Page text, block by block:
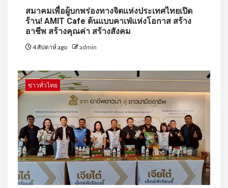
สมาคมเพื่อผู้บกพร่องทางจิตแห่งประเทศไทยเปิด
ร้าน! AMIT Cafe ต้นแบบคาเฟ่แห่งโอกาส สร้าง
อาชีพ สร้างคุณค่า สร้างสังคม
4 สัปดาห์ ago admin
ข่าวทั่วไทย